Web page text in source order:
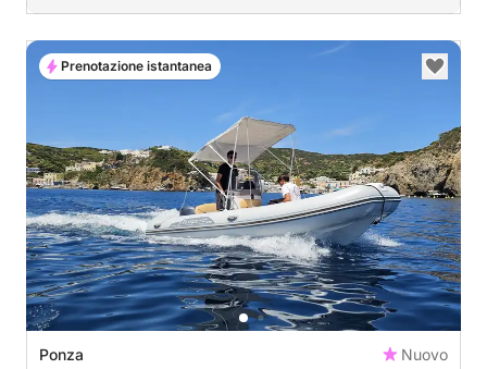
Ponza
Nuovo
Prenotazione istantanea